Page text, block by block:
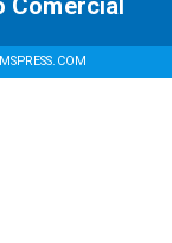
Comercial